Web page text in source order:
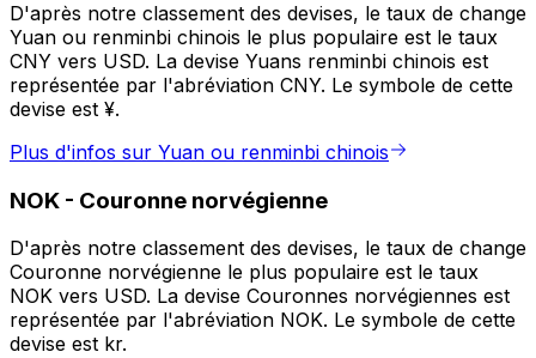
D'après notre classement des devises, le taux de change
Yuan ou renminbi chinois le plus populaire est le taux
CNY vers USD. La devise Yuans renminbi chinois est
représentée par l'abréviation CNY. Le symbole de cette
devise est ¥.
Plus d'infos sur Yuan ou renminbi chinois
NOK - Couronne norvégienne
D'après notre classement des devises, le taux de change
Couronne norvégienne le plus populaire est le taux
NOK vers USD. La devise Couronnes norvégiennes est
représentée par l'abréviation NOK. Le symbole de cette
devise est kr.